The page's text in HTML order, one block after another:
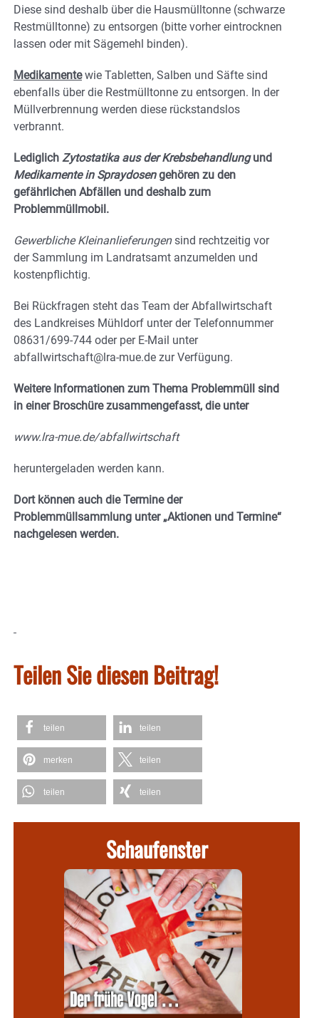
Diese sind deshalb über die Hausmülltonne (schwarze
Restmülltonne) zu entsorgen (bitte vorher eintrocknen
lassen oder mit Sägemehl binden).
Medikamentewie Tabletten, Salben und Säfte sind
ebenfalls über die Restmülltonne zu entsorgen. In der
Müllverbrennung werden diese rückstandslos
verbrannt.
Lediglich Zytostatika aus der Krebsbehandlungund
Medikamente in Spraydosengehören zu den
gefährlichen Abfällen und deshalb zum
Problemmüllmobil.
Gewerbliche Kleinanlieferungensind rechtzeitig vor
der Sammlung im Landratsamt anzumelden und
kostenpflichtig.
Bei Rückfragen steht das Team der Abfallwirtschaft
des Landkreises Mühldorf unter der Telefonnummer
08631/699-744 oder per E-Mail unter
abfallwirtschaft@lra-mue.de zur Verfügung.
Weitere Informationen zum Thema Problemmüll sind
in einer Broschüre zusammengefasst, die unter
www.lra-mue.de/abfallwirtschaft
heruntergeladen werden kann.
Dort können auch die Termine der
Problemmüllsammlung unter „Aktionen und Termine“
nachgelesen werden.
Teilen Sie diesen Beitrag!
teilen teilen
merken teilen
teilen teilen
Schaufenster